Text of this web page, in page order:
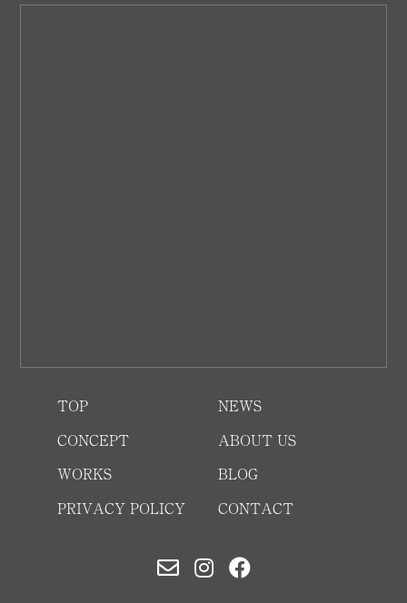
TOP
NEWS
CONCEPT
ABOUT US
WORKS
BLOG
PRIVACY POLICY
CONTACT